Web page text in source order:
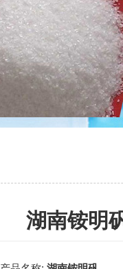
湖南铵明